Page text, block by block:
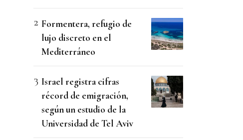
Formentera, refugio de
lujo discreto en el
Mediterráneo
Israel registra cifras
récord de emigración,
según un estudio de la
Universidad de Tel Aviv